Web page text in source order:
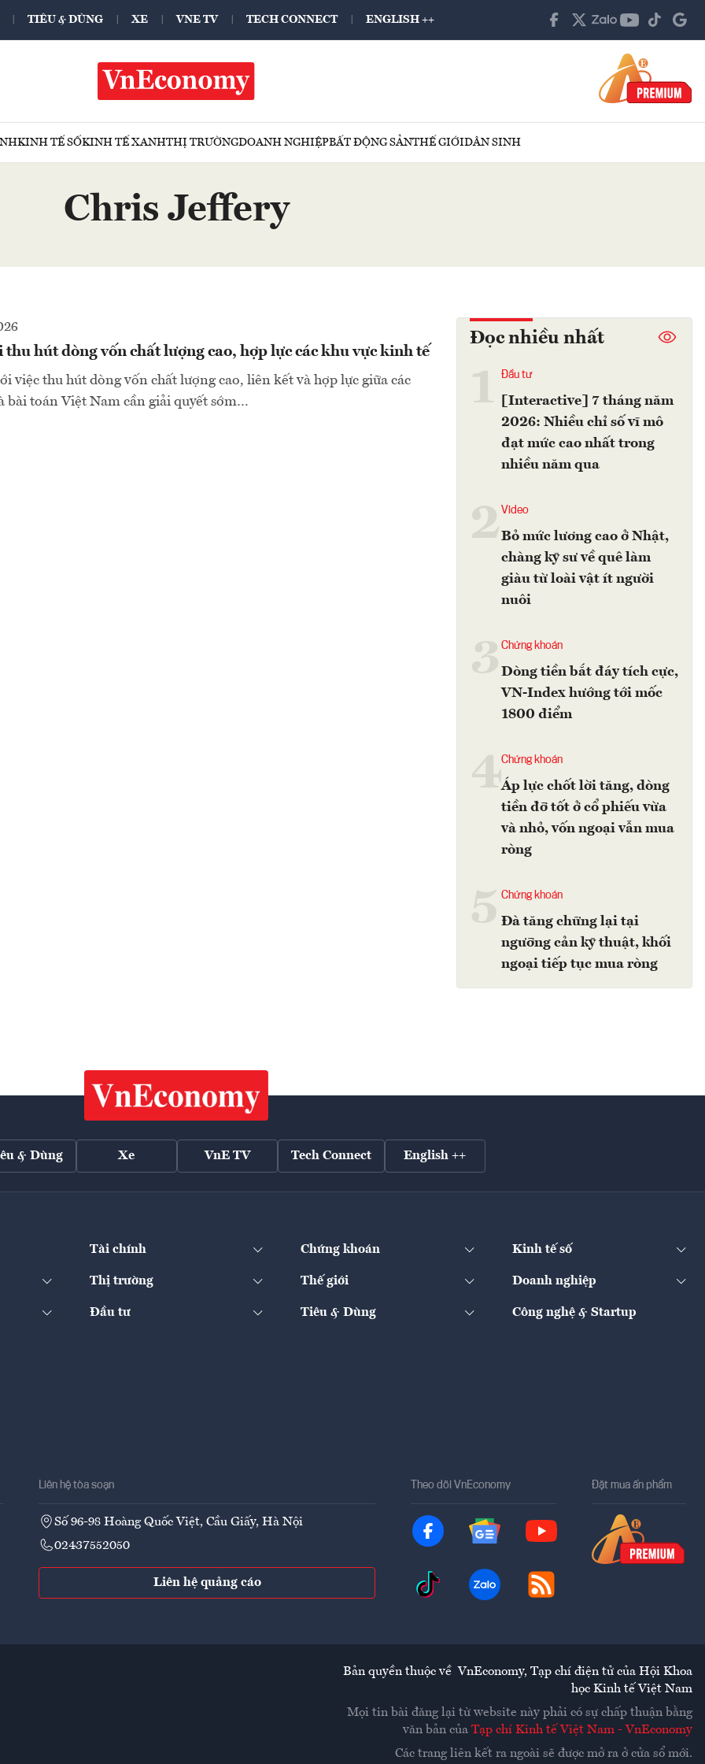
TIÊU & DÙNG XE VNE TV TECH CONNECT ENGLISH ++
KINH TẾ SỐKINH TẾ XANHTHỊ TRƯỜNGDOANH NGHIỆPBẤT ĐỘNG SẢNTHẾ GIỚIDÂN SINH
Chris Jeffery
hút dòng vốn chất lượng cao, hợp lực các khu vực kinh tế
việc thu hút dòng vốn chất lượng cao, liên kết và hợp lực giữa các
bài toán Việt Nam cần giải quyết sớm…
Đọc nhiều nhất
Đầu tư
[Interactive] 7 tháng năm
2026: Nhiều chỉ số vĩ mô
đạt mức cao nhất trong
nhiều năm qua
2Video
Bỏ mức lương cao ở Nhật,
chàng kỹ sư về quê làm
giàu từ loài vật ít người
nuôi
Chứng khoán
Dòng tiền bắt đáy tích cực,
VN-Index hướng tới mốc
1800 điểm
4Chứng khoán
Áp lực chốt lời tăng, dòng
tiền đỡ tốt ở cổ phiếu vừa
và nhỏ, vốn ngoại vẫn mua
ròng
Chứng khoán
Đà tăng chững lại tại
ngưỡng cản kỹ thuật, khối
ngoại tiếp tục mua ròng
& Dùng Xe VnE TV Tech Connect English ++
Tài chính Chứng khoán Kinh tế số
Thị trường Thế giới Doanh nghiệp
Đầu tư Tiêu & Dùng Công nghệ & Startup
Liên hệ tòa soạn
Số 96-98 Hoàng Quốc Việt, Cầu Giấy, Hà Nội
02437552050
Liên hệ quảng cáo
Theo dõi VnEconomy Đặt mua ấn phẩm
Bản quyền thuộc về VnEconomy, Tạp chí điện tử của Hội Khoa
học Kinh tế Việt Nam
Mọi tin bài đăng lại từ website này phải có sự chấp thuận bằng
văn bản của Tạp chí Kinh tế Việt Nam - VnEconomy
Các trang liên kết ra ngoài sẽ được mở ra ở cửa sổ mới.